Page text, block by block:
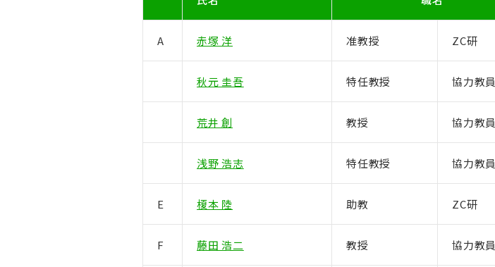
A 赤塚 洋 准教授 ZC研
秋元 圭吾 特任教授 協力教員
荒井 創 教授 協力教員
浅野 浩志 特任教授 協力教員
E 榎本 陸 助教 ZC研
F 藤田 浩二 教授 協力教員